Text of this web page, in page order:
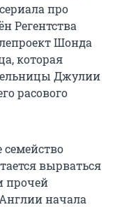
про
Регентства
Шонда
которая
Джулии
расового
семейство
вырваться
прочей
начала